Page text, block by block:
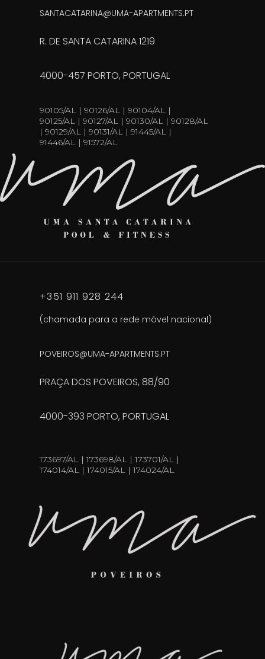
SANTACATARINA@UMA-APARTMENTS.PT
R. DE SANTA CATARINA 1219
4000-457 PORTO, PORTUGAL
90105/AL | 90126/AL | 90104/AL |
90125/AL | 90127/AL | 90130/AL | 90128/AL
| 90129/AL | 90131/AL | 91445/AL |
91446/AL | 91572/AL
+351 911 928 244
(chamada para a rede móvel nacional)
POVEIROS@UMA-APARTMENTS.PT
PRAÇA DOS POVEIROS, 88/90
4000-393 PORTO, PORTUGAL
173697/AL | 173698/AL | 173701/AL |
174014/AL | 174015/AL | 174024/AL